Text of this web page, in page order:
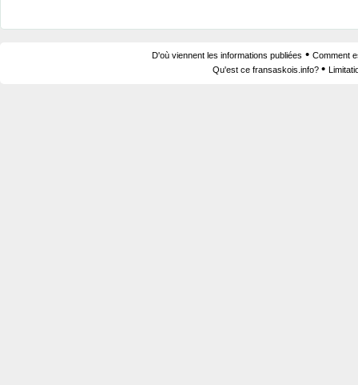
D'où viennent les informations publiées • Comment
Qu'est ce fransaskois.info? •